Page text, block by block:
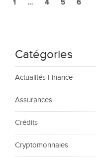
1 … 4 5 6
Catégories
Actualités Finance
Assurances
Crédits
Cryptomonnaies